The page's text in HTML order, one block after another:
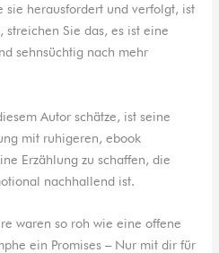
sie herausfordert und verfolgt, ist
Sie das, es ist eine
sehnsüchtig nach mehr
Autor schätze, ist seine
mit ruhigeren, ebook
Erzählung zu schaffen, die
nachhallend ist.
waren so roh wie eine offene
ein Promises – Nur mit dir für